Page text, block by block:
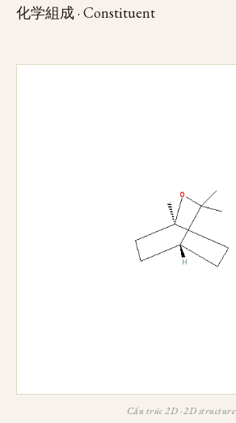
化学組成 · Constituent
Cấu trúc 2D · 2D structure